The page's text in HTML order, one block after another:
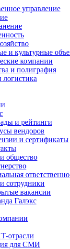
управление
и культурные
компании
и полиграфия
логистика
и рейтинги
вендоров
и сертификаты
общество
сотрудники
вакансии
Галэкс
отрасли
для СМИ